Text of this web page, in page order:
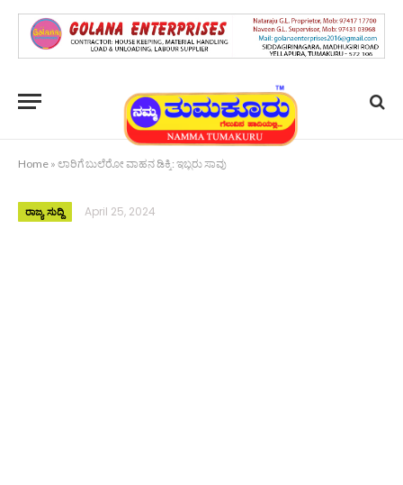
Home » ಲಾರಿಗೆ ಬುಲೆರೋ ವಾಹನ ಡಿಕ್ಕಿ: ಇಬ್ಬರು ಸಾವು
ರಾಜ್ಯ ಸುದ್ದಿ April 25, 2024